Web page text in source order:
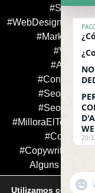
#MilloraElTeuSEO
Alguns dels
RESTAURANT
Utilizamos cookies
"
W